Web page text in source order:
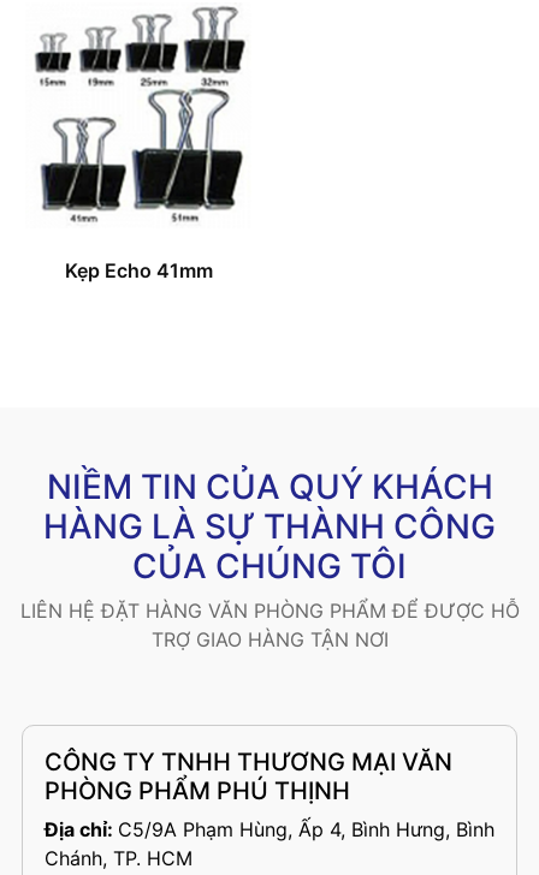
Kẹp Echo 41mm
NIỀM TIN CỦA QUÝ KHÁCH
HÀNG LÀ SỰ THÀNH CÔNG
CỦA CHÚNG TÔI
LIÊN HỆ ĐẶT HÀNG VĂN PHÒNG PHẨM ĐỂ ĐƯỢC HỖ
TRỢ GIAO HÀNG TẬN NƠI
CÔNG TY TNHH THƯƠNG MẠI VĂN
PHÒNG PHẨM PHÚ THỊNH
Địa chỉ: C5/9A Phạm Hùng, Ấp 4, Bình Hưng, Bình
Chánh, TP. HCM